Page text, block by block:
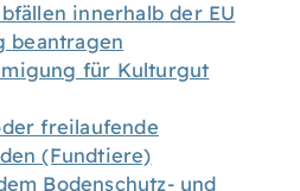
innerhalb der EU
beantragen
für Kulturgut
freilaufende
(Fundtiere)
Bodenschutz- und